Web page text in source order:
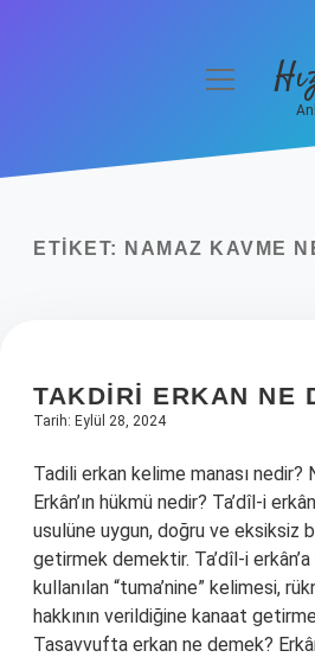
Yasal Uyarı
menüyü
ETIKET: NAMAZ KAVME
TAKDIRI ERKAN NE
Tarih: Eylül 28, 2024
Tadili erkan kelime manası nedir?
Erkân’ın hükmü nedir? Ta’dîl-i
usulüne uygun, doğru ve eksiksiz
getirmek demektir. Ta’dîl-i
kullanılan “tuma’nine” kelimesi,
hakkının verildiğine kanaat
Tasavvufta erkan ne demek?